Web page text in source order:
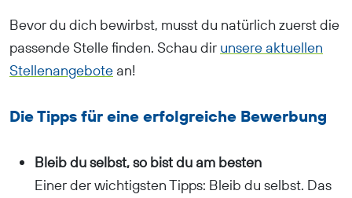
Bevor du dich bewirbst, musst du natürlich zuerst die
passende Stelle finden. Schau dir unsere aktuellen
Stellenangebote an!
Die Tipps für eine erfolgreiche Bewerbung
Bleib du selbst, so bist du am besten
Einer der wichtigsten Tipps: Bleib du selbst. Das